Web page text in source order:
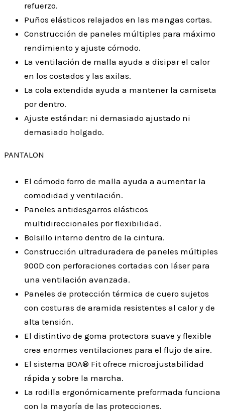
refuerzo.
Puños elásticos relajados en las mangas cortas.
Construcción de paneles múltiples para máximo
rendimiento y ajuste cómodo.
La ventilación de malla ayuda a disipar el calor
en los costados y las axilas.
La cola extendida ayuda a mantener la camiseta
por dentro.
Ajuste estándar: ni demasiado ajustado ni
demasiado holgado.
PANTALON
El cómodo forro de malla ayuda a aumentar la
comodidad y ventilación.
Paneles antidesgarros elásticos
multidireccionales por flexibilidad.
Bolsillo interno dentro de la cintura.
Construcción ultraduradera de paneles múltiples
900D con perforaciones cortadas con láser para
una ventilación avanzada.
Paneles de protección térmica de cuero sujetos
con costuras de aramida resistentes al calor y de
alta tensión.
El distintivo de goma protectora suave y flexible
crea enormes ventilaciones para el flujo de aire.
El sistema BOA® Fit ofrece microajustabilidad
rápida y sobre la marcha.
La rodilla ergonómicamente preformada funciona
con la mayoría de las protecciones.